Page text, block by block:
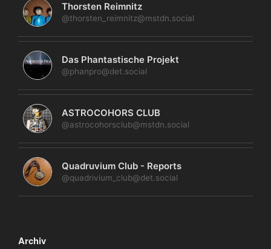
Thorsten Reimnitz
@thorsten_reimnitz@mstdn.social
Das Phantastische Projekt
@phanpro@det.social
ASTROCOHORS CLUB
@astrocohorsclub@mstdn.social
Quadruvium Club - Reports
@quadrivium_club@det.social
Archiv